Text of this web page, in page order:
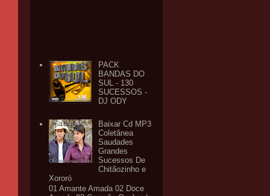
PACK
BANDAS DO
SUL - 130
SUCESSOS -
DJ ODY
Baixar Cd MP3
Coletânea
Saudades
Grandes
Sucessos De
Chitãozinho e
Xororó
01 Amante Amada 02 Doce